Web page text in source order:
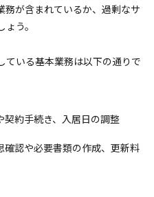
務が含まれているか、過剰なサ
う。
ている基本業務は以下の通りで
約手続き、入居日の調整
確認や必要書類の作成、更新料